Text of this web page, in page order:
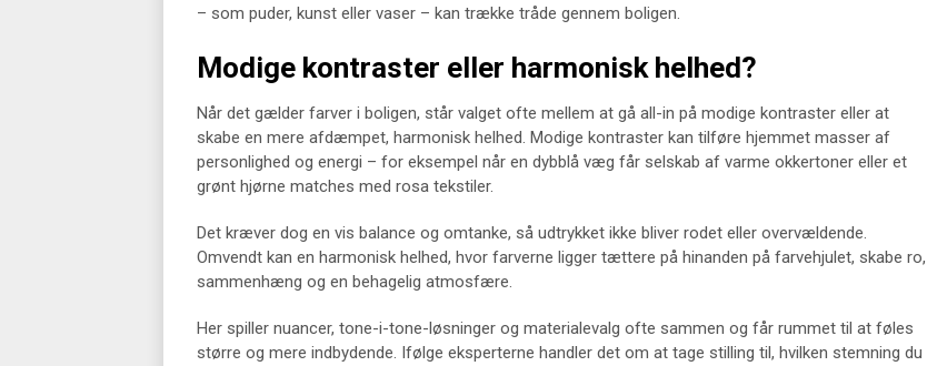
– som puder, kunst eller vaser – kan trække tråde gennem boligen.
Modige kontraster eller harmonisk helhed?
Når det gælder farver i boligen, står valget ofte mellem at gå all-in på modige kontraster eller at
skabe en mere afdæmpet, harmonisk helhed. Modige kontraster kan tilføre hjemmet masser af
personlighed og energi – for eksempel når en dybblå væg får selskab af varme okkertoner eller et
grønt hjørne matches med rosa tekstiler.
Det kræver dog en vis balance og omtanke, så udtrykket ikke bliver rodet eller overvældende.
Omvendt kan en harmonisk helhed, hvor farverne ligger tættere på hinanden på farvehjulet, skabe ro,
sammenhæng og en behagelig atmosfære.
Her spiller nuancer, tone-i-tone-løsninger og materialevalg ofte sammen og får rummet til at føles
større og mere indbydende. Ifølge eksperterne handler det om at tage stilling til, hvilken stemning du